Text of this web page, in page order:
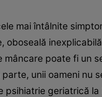
mai întâlnite
poate fi un
unii oameni nu
psihiatrie geriatrică